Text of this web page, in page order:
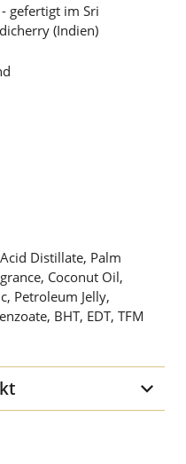
gefertigt im Sri
(Indien)
Distillate, Palm
Coconut Oil,
Petroleum Jelly,
BHT, EDT, TFM